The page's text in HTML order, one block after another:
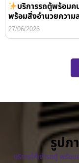
บริการรถตู้พร้อมค
พร้อมสิ่งอำนวยความ
27/06/2026
รูปภ
บริการให้เช่ารถตู้ พร้อ